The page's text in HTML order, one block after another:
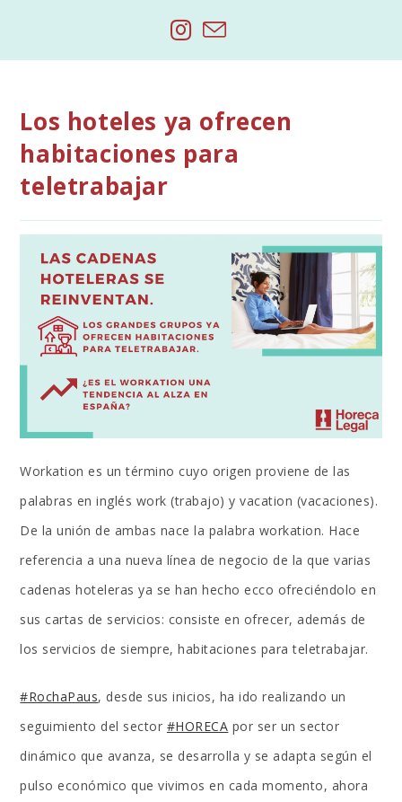
Los hoteles ya ofrecen
habitaciones para
teletrabajar
Workation es un término cuyo origen proviene de las
palabras en inglés work (trabajo) y vacation (vacaciones).
De la unión de ambas nace la palabra workation. Hace
referencia a una nueva línea de negocio de la que varias
cadenas hoteleras ya se han hecho ecco ofreciéndolo en
sus cartas de servicios: consiste en ofrecer, además de
los servicios de siempre, habitaciones para teletrabajar.
#RochaPaus, desde sus inicios, ha ido realizando un
seguimiento del sector #HORECA por ser un sector
dinámico que avanza, se desarrolla y se adapta según el
pulso económico que vivimos en cada momento, ahora